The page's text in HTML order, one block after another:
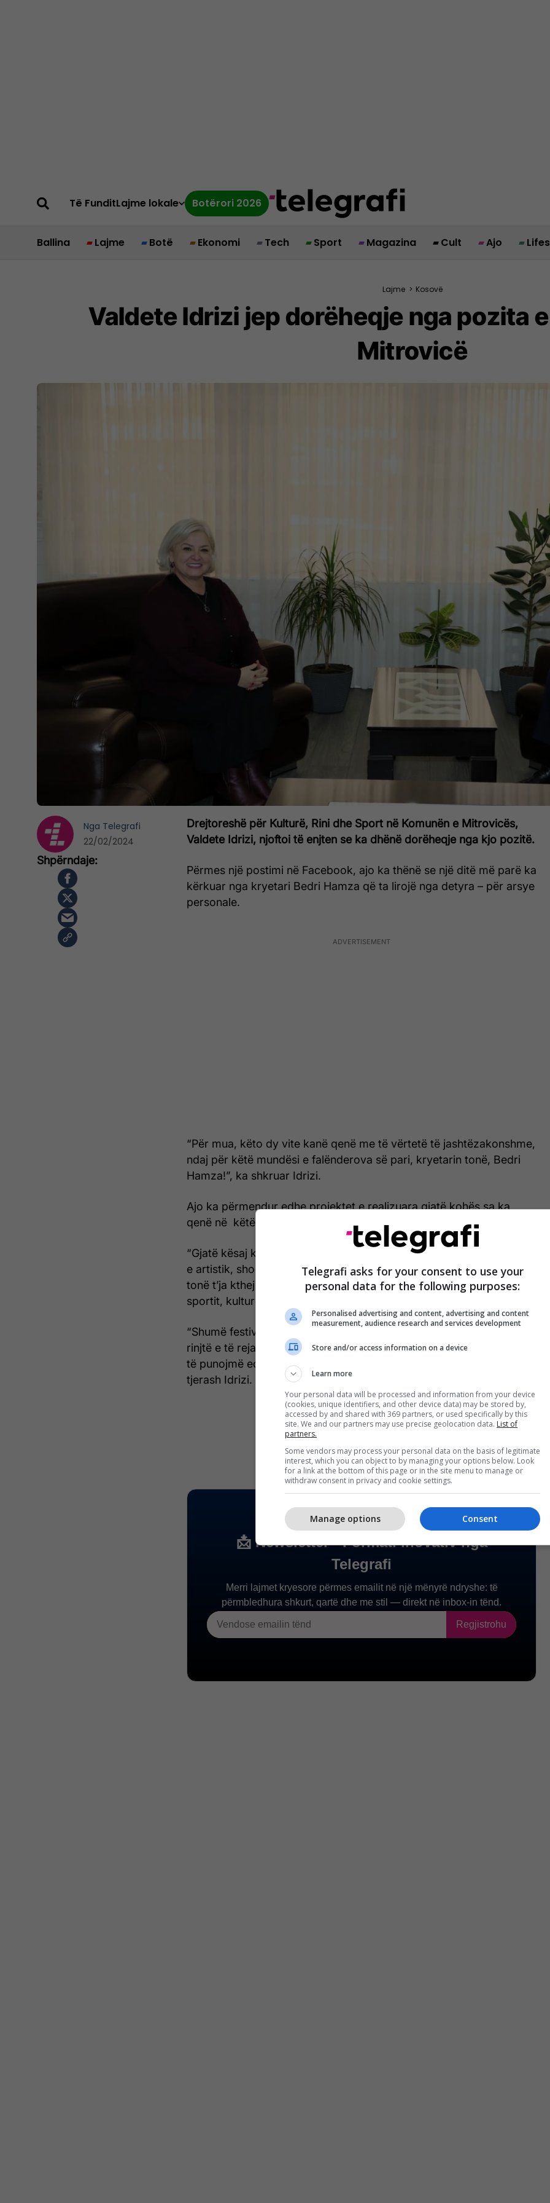
Të FunditLajme lokale Botërori 2026
Ballina Lajme Botë Ekonomi Tech Sport Magazina Cult Ajo
Lajme > Kosovë
Valdete Idrizi jep dorëheqje nga pozita
Mitrovicë
Drejtoreshë për Kulturë, Rini dhe Sport në Komunën e Mitrovicës,
Valdete Idrizi, njoftoi të enjten se ka dhënë dorëheqje nga kjo pozitë.
Përmes një postimi në Facebook, ajo ka thënë se një ditë më parë ka
kërkuar nga kryetari Bedri Hamza që ta lirojë nga detyra – për arsye
personale.
“Për mua, këto dy vite kanë qenë me të vërtetë të jashtëzakonshme,
ndaj për këtë mundësi e falënderova së pari, kryetarin tonë, Bedri
Hamza!”, ka shkruar Idrizi.
Ajo ka përmendur edhe projektet e realizuara gjatë kohës sa ka
qenë në këtë detyrë.
“Gjatë kësaj kohe, së bashku me ekipin dhe me komunitetin sportiv
e artistik, shoqërinë civile e mediat, kemi punuar fort që Mitrovicës
tonë t’ja kthejmë gjallërinë dhe shkëlqimin e munguar, si qytet i
sportit, kulturës e traditës”.
“Shumë festivale, qindra aktivitete të larmishme e që mblodhën të
rinjtë e të rejat, po edhe gjeneratat e mesme dhe të shtyera, na bënë
të punojmë edhe më shumë për Mitrovicën tonë”, ka shkruar mes
tjerash Idrizi. /Telegrafi/
Nga Telegrafi
22/02/2024
Telegrafi asks for your consent to use your
personal data for the following purposes:
Personalised advertising and content, advertising and content
measurement, audience research and services development
Store and/or access information on a device
Learn more
Your personal data will be processed and information from your device
(cookies, unique identifiers, and other device data) may be stored by,
accessed by and shared with 369 partners, or used specifically by this
site. We and our partners may use precise geolocation data. List of
partners.
Some vendors may process your personal data on the basis of legitimate
interest, which you can object to by managing your options below. Look
for a link at the bottom of this page or in the site menu to manage or
withdraw consent in privacy and cookie settings.
Consent
Manage options